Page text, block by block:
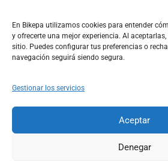
En Bikepa utilizamos cookies para entender
y ofrecerte una mejor experiencia. Al
sitio. Puedes configurar tus preferencias o
navegación seguirá siendo segura.
Gestionar los servicios
Aceptar
Denegar
Bikepa
Newsletter Bikepa
© 2026 Bikepa. Todos los